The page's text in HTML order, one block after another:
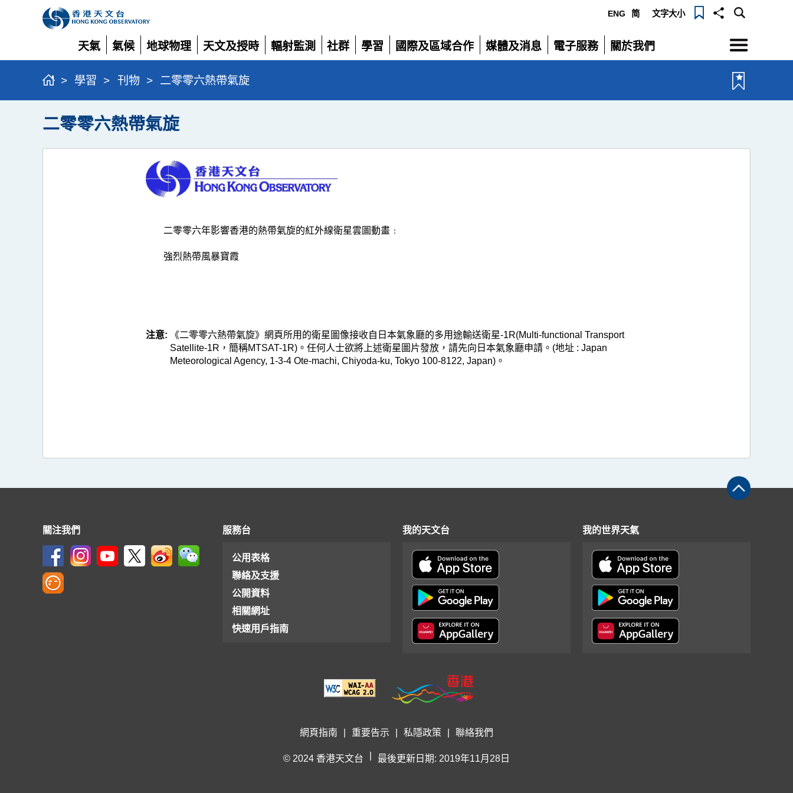
ENG 简 文字大小
天氣
展
開
氣候
展
開
地球物理
展
開
天文及授時
展
開
輻射監測
展
社群
展
學習
展
國際及區域合作
展
媒體及消息
展
電子服務
展
關於我們
展
選
單
> 學習 > 刊物 > 二零零六熱帶氣旋
二零零六熱帶氣旋
二零零六年影響香港的熱帶氣旋的紅外線衛星雲圖動畫﹕
強烈熱帶風暴寶霞
注意:
《二零零六熱帶氣旋》網頁所用的衛星圖像接收自日本氣象廳的多用途輸送衛星-1R(Multi-functional Transport
Satellite-1R，簡稱MTSAT-1R)。任何人士欲將上述衛星圖片發放，請先向日本氣象廳申請。(地址 : Japan
Meteorological Agency, 1-3-4 Ote-machi, Chiyoda-ku, Tokyo 100-8122, Japan)。
關注我們 服務台
公用表格
聯絡及支援
公開資料
相關網址
快速用戶指南
我的天文台 我的世界天氣
網頁指南 重要告示 私隱政策 聯絡我們
© 2024 香港天文台 最後更新日期: 2019年11月28日